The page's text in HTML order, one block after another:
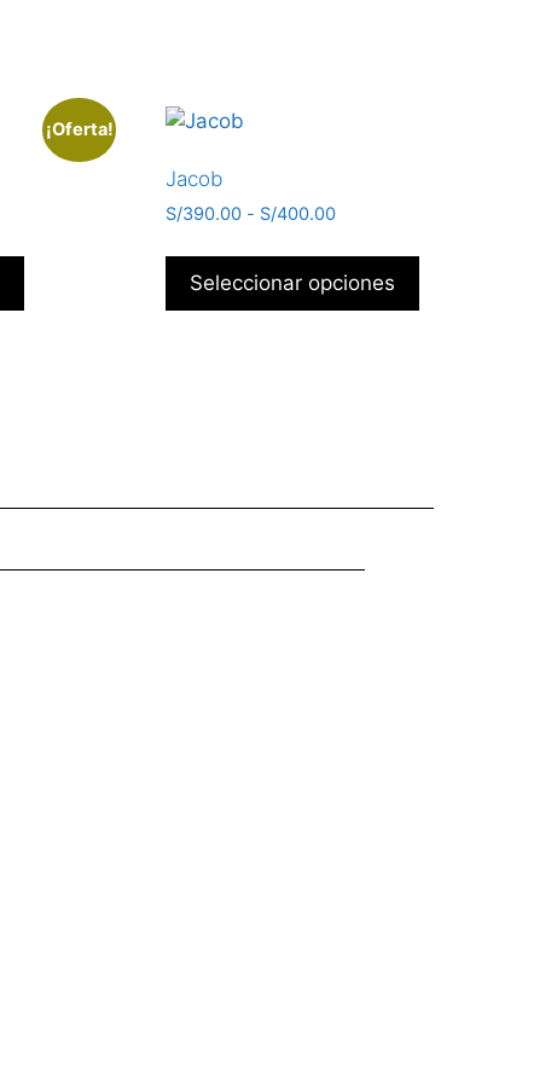
¡Oferta!
Jacob
S/390.00 - S/400.00
Seleccionar opciones